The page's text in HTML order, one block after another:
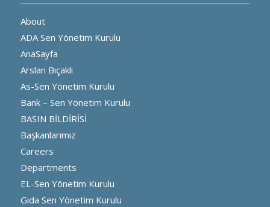
About
ADA Sen Yönetim Kurulu
AnaSayfa
Arslan Bıçaklı
As-Sen Yönetim Kurulu
Bank – Sen Yönetim Kurulu
BASIN BİLDİRİSİ
Başkanlarımız
Careers
Departments
EL-Sen Yönetim Kurulu
Gıda Sen Yönetim Kurulu